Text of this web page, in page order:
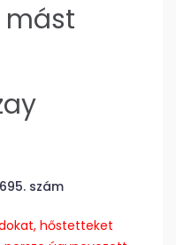
mást
szám
hőstetteket